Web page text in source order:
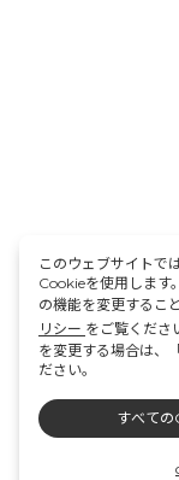
このウェブサイトで
Cookieを使用します
の機能を変更するこ
リシー をご覧くださ
を変更する場合は、
ださい。
すべての